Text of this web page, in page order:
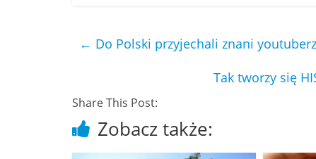
← Do Polski przyjechali znani
Tak tworzy się
Share This Post:
Zobacz także: